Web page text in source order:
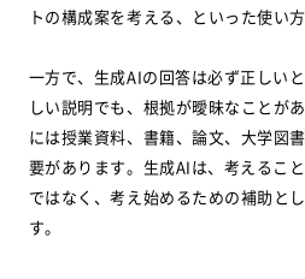
トの構成案を考える、といった使い方
一方で、生成AIの回答は必ず正しい
しい説明でも、根拠が曖昧なことが
には授業資料、書籍、論文、大学図
要があります。生成AIは、考えるこ
ではなく、考え始めるための補助と
す。